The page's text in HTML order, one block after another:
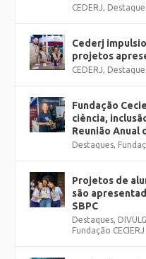
CEDERJ,
Cederj
projetos
CEDERJ,
Fundação
ciência,
Reunião Anual
Destaques,
Projetos de
são
SBPC
Destaques,
Fundação CECIERJ